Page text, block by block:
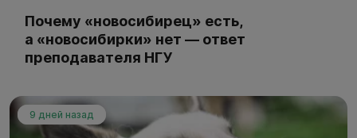
Почему «новосибирец» есть,
а «новосибирки» нет — ответ
преподавателя НГУ
9 дней назад